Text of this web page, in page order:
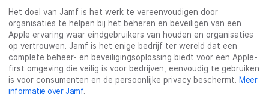
Het doel van Jamf is het werk te vereenvoudigen door
organisaties te helpen bij het beheren en beveiligen van een
Apple ervaring waar eindgebruikers van houden en organisaties
op vertrouwen. Jamf is het enige bedrijf ter wereld dat een
complete beheer- en beveiligingsoplossing biedt voor een Apple-
first omgeving die veilig is voor bedrijven, eenvoudig te gebruiken
is voor consumenten en de persoonlijke privacy beschermt. Meer
informatie over Jamf.